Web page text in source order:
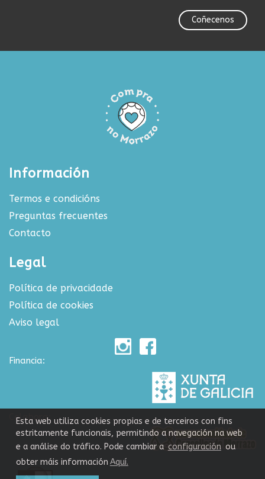
Coñecenos
Información
Termos e condicións
Preguntas frecuentes
Contacto
Legal
Política de privacidade
Política de cookies
Aviso legal
Financia:
Colabora:
Esta web utiliza cookies propias e de terceiros con fins
estritamente funcionais, permitindo a navegación na web
e a análise do tráfico. Pode cambiar a configuración ou
obter máis información Aquí.